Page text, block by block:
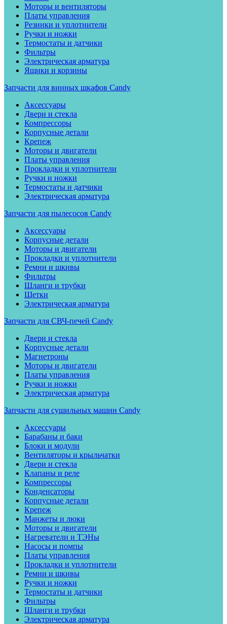
Моторы и вентиляторы
Платы управления
Резинки и уплотнители
Ручки и ножки
Термостаты и датчики
Фильтры
Электрическая арматура
Ящики и корзины
Запчасти для винных шкафов Candy
Аксессуары
Двери и стекла
Компрессоры
Корпусные детали
Крепеж
Моторы и двигатели
Платы управления
Прокладки и уплотнители
Ручки и ножки
Термостаты и датчики
Электрическая арматура
Запчасти для пылесосов Candy
Аксессуары
Корпусные детали
Моторы и двигатели
Прокладки и уплотнители
Ремни и шкивы
Фильтры
Шланги и трубки
Щетки
Электрическая арматура
Запчасти для СВЧ-печей Candy
Двери и стекла
Корпусные детали
Магнетроны
Моторы и двигатели
Платы управления
Ручки и ножки
Электрическая арматура
Запчасти для сушильных машин Candy
Аксессуары
Барабаны и баки
Блоки и модули
Вентиляторы и крыльчатки
Двери и стекла
Клапаны и реле
Компрессоры
Конденсаторы
Корпусные детали
Крепеж
Манжеты и люки
Моторы и двигатели
Нагреватели и ТЭНы
Насосы и помпы
Платы управления
Прокладки и уплотнители
Ремни и шкивы
Ручки и ножки
Термостаты и датчики
Фильтры
Шланги и трубки
Электрическая арматура